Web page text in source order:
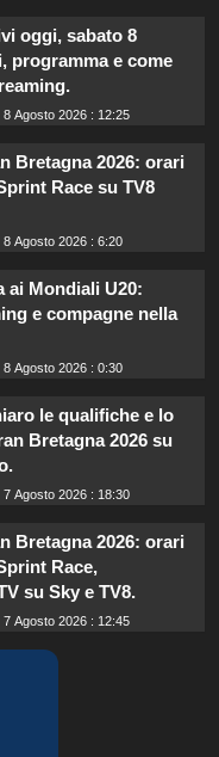
oggi, sabato 8
programma e come
8 Agosto 2026 : 12:25
Bretagna 2026: orari
Race su TV8
8 Agosto 2026 : 6:20
ai Mondiali U20:
e compagne nella
8 Agosto 2026 : 0:30
le qualifiche e lo
Bretagna 2026 su
7 Agosto 2026 : 18:30
Bretagna 2026: orari
Race,
su Sky e TV8.
7 Agosto 2026 : 12:45